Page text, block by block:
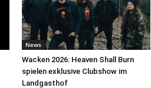
News
Wacken 2026: Heaven Shall Burn
spielen exklusive Clubshow im
Landgasthof